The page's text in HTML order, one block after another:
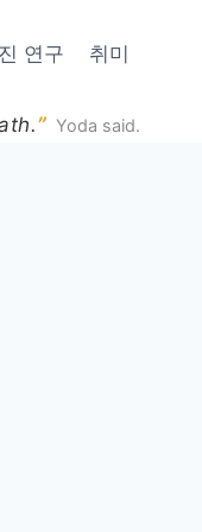
연구 취미
” Yoda said.